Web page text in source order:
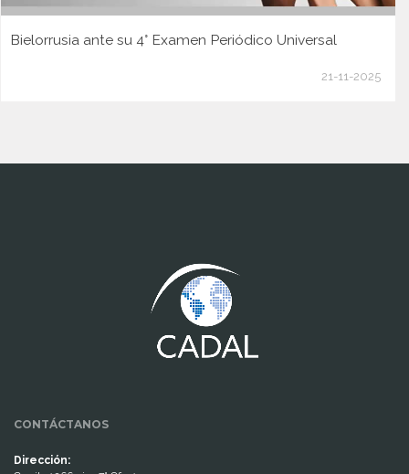
Bielorrusia ante su 4° Examen Periódico Universal
21-11-2025
CONTÁCTANOS
Dirección: